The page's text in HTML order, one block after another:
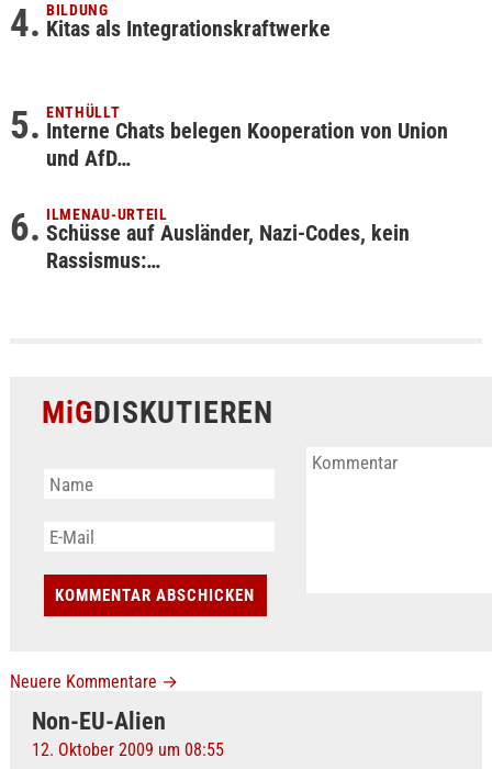
BILDUNG
Kitas als Integrationskraftwerke
ENTHÜLLT
Interne Chats belegen Kooperation von Union
und AfD…
ILMENAU-URTEIL
Schüsse auf Ausländer, Nazi-Codes, kein
Rassismus:…
MiGDISKUTIEREN
Neuere Kommentare →
Non-EU-Alien
12. Oktober 2009 um 08:55